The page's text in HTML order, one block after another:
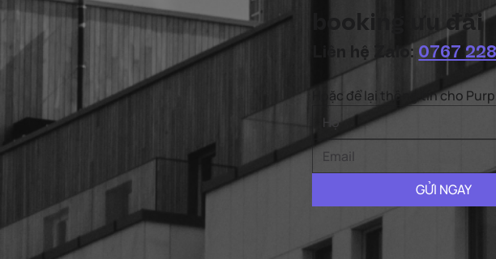
booking ưu đãi
Liên hệ Zalo: 0767
Hoặc để lại thông tin cho
GỬI NGAY